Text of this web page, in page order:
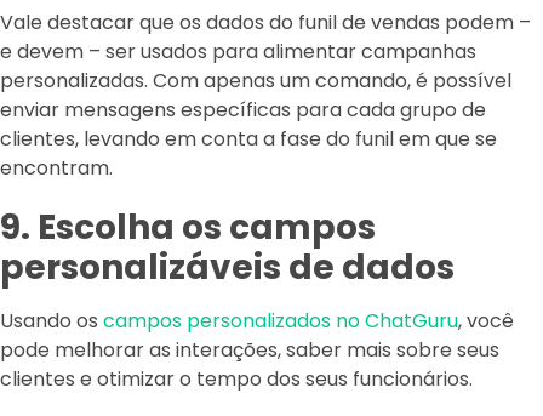
Vale destacar que os dados do funil de vendas podem –
e devem – ser usados para alimentar campanhas
personalizadas. Com apenas um comando, é possível
enviar mensagens específicas para cada grupo de
clientes, levando em conta a fase do funil em que se
encontram.
9. Escolha os campos
personalizáveis de dados
Usando os campos personalizados no ChatGuru, você
pode melhorar as interações, saber mais sobre seus
clientes e otimizar o tempo dos seus funcionários.